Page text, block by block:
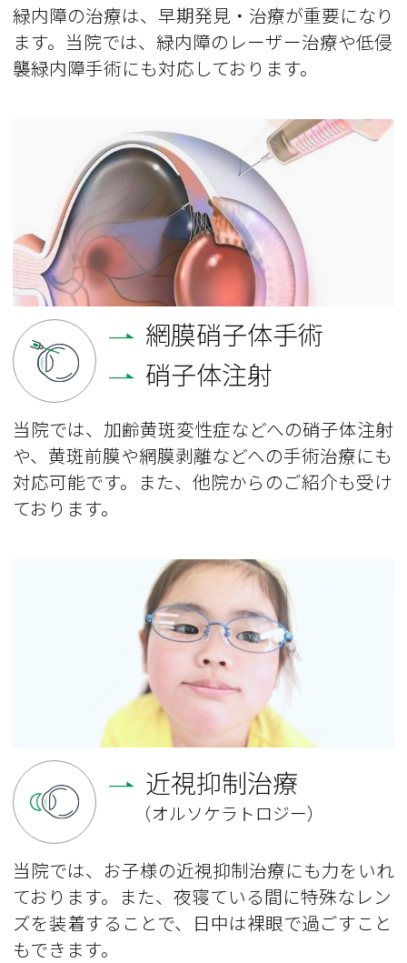
緑内障の治療は、早期発見・治療が重要になり
ます。当院では、緑内障のレーザー治療や低侵
襲緑内障手術にも対応しております。
網膜硝子体手術
硝子体注射
当院では、加齢黄斑変性症などへの硝子体注射
や、黄斑前膜や網膜剥離などへの手術治療にも
対応可能です。また、他院からのご紹介も受け
ております。
近視抑制治療
（オルソケラトロジー）
当院では、お子様の近視抑制治療にも力をいれ
ております。また、夜寝ている間に特殊なレン
ズを装着することで、日中は裸眼で過ごすこと
もできます。